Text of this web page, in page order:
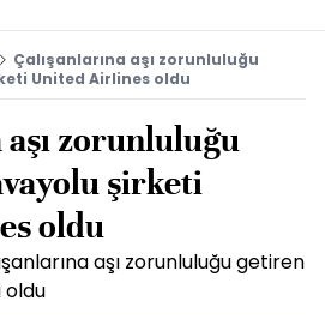
Çalışanlarına aşı zorunluluğu
United Airlines oldu
aşı zorunluluğu
şirketi
oldu
aşı zorunluluğu getiren
oldu